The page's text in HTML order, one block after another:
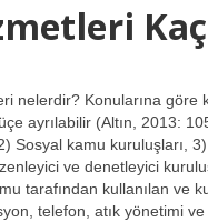
nelerdir? Konularına
ayrılabilir (Altın, 2013:
Sosyal kamu kuruluşları,
ve denetleyici
tarafından kullanılan ve
telefon, atık yönetimi